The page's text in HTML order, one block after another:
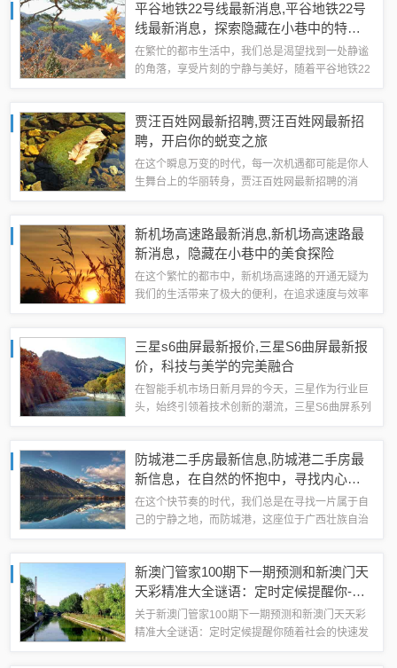
理解宇宙结构、星系演化以及恒星生命周期...
平谷地铁22号线最新消息,平谷地铁22号
线最新消息，探索隐藏在小巷中的特色
小店
在繁忙的都市生活中，我们总是渴望找到一处静谧
的角落，享受片刻的宁静与美好，随着平谷地铁22
们抵达那些隐藏在都市深处的小店，就让我...
贾汪百姓网最新招聘,贾汪百姓网最新招
聘，开启你的蜕变之旅
在这个瞬息万变的时代，每一次机遇都可能是你人
生舞台上的华丽转身，贾汪百姓网最新招聘的消
生，还是寻求新挑战的职场老将，这里都有属于
你...
新机场高速路最新消息,新机场高速路最
新消息，隐藏在小巷中的美食探险
在这个繁忙的都市中，新机场高速路的开通无疑为
我们的生活带来了极大的便利，在追求速度与效率
上这场隐藏在小巷中的美食探险之旅，去发现...
三星s6曲屏最新报价,三星S6曲屏最新报
价，科技与美学的完美融合
在智能手机市场日新月异的今天，三星作为行业巨
头，始终引领着技术创新的潮流，三星S6曲屏系列
报价，深入探讨其三大核心要点：设计...
防城港二手房最新信息,防城港二手房最
新信息，在自然的怀抱中，寻找内心的
宁静
在这个快节奏的时代，我们总是在寻找一片属于自
己的宁静之地，而防城港，这座位于广西壮族自治
索防城港二手房的最新信息，看看这里有哪些...
新澳门管家100期下一期预测和新澳门天
天彩精准大全谜语：定时定候提醒你-升
级分析、专家解读解释与落实,详细解
答、解释与落实
关于新澳门管家100期下一期预测和新澳门天天彩
精准大全谜语：定时定候提醒你随着社会的快速发